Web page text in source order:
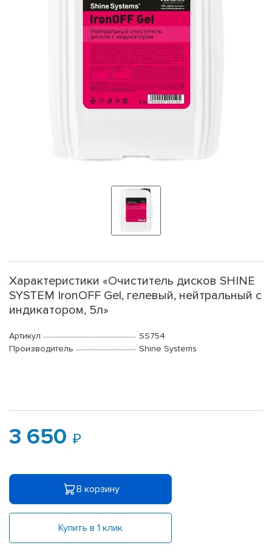
Характеристики «Очиститель дисков SHINE
SYSTEM IronOFF Gel, гелевый, нейтральный с
индикатором, 5л»
Артикул
SS754
Производитель
Shine Systems
3 650
В корзину
Купить в 1 клик